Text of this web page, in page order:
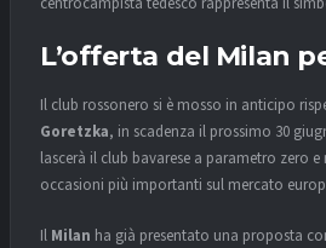
L’offerta del Milan
Il club rossonero si è mosso in anticipo
Goretzka, in scadenza il prossimo 30
lascerà il club bavarese a parametro zero e
occasioni più importanti sul mercato
Il Milan ha già presentato una proposta